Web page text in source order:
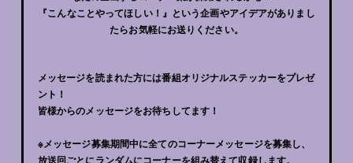
『こんなことやってほしい！』という企画やアイデアがありまし
たらお気軽にお送りください。
メッセージを読まれた方には番組オリジナルステッカーをプレゼ
ント！
皆様からのメッセージをお待ちしてます！
※メッセージ募集期間中に全てのコーナーメッセージを募集し、